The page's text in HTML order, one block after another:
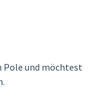
Pole und möchtest